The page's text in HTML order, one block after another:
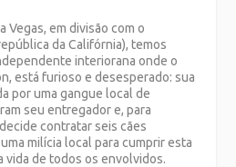
Vegas, em divisão com o
da Califórnia), temos
interiorana onde o
está furioso e desesperado: sua
por uma gangue local de
seu entregador e, para
contratar seis cães
milícia local para cumprir esta
vida de todos os envolvidos.